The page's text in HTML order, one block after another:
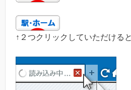
↑２つクリックしていただける